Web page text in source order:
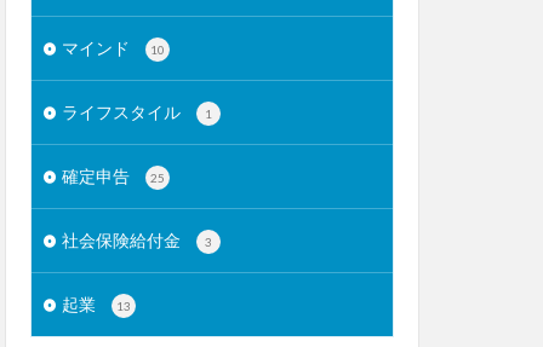
マインド 10
ライフスタイル 1
確定申告 25
社会保険給付金 3
起業 13